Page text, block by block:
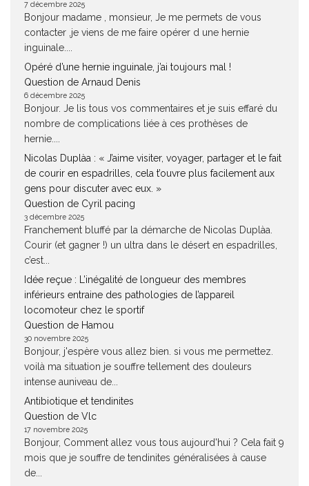
7 décembre 2025
Bonjour madame , monsieur, Je me permets de vous
contacter ,je viens de me faire opérer d une hernie
inguinale....
Opéré d’une hernie inguinale, j’ai toujours mal !
Question de Arnaud Denis
6 décembre 2025
Bonjour. Je lis tous vos commentaires et je suis effaré du
nombre de complications liée à ces prothèses de
hernie....
Nicolas Duplàa : « J’aime visiter, voyager, partager et le fait
de courir en espadrilles, cela t’ouvre plus facilement aux
gens pour discuter avec eux. »
Question de Cyril pacing
3 décembre 2025
Franchement bluffé par la démarche de Nicolas Duplàa.
Courir (et gagner !) un ultra dans le désert en espadrilles,
c’est...
Idée reçue : L’inégalité de longueur des membres
inférieurs entraine des pathologies de l’appareil
locomoteur chez le sportif
Question de Hamou
30 novembre 2025
Bonjour, j'espère vous allez bien. si vous me permettez.
voilà ma situation je souffre tellement des douleurs
intense auniveau de...
Antibiotique et tendinites
Question de Vlc
17 novembre 2025
Bonjour, Comment allez vous tous aujourd'hui ? Cela fait 9
mois que je souffre de tendinites généralisées à cause
de...